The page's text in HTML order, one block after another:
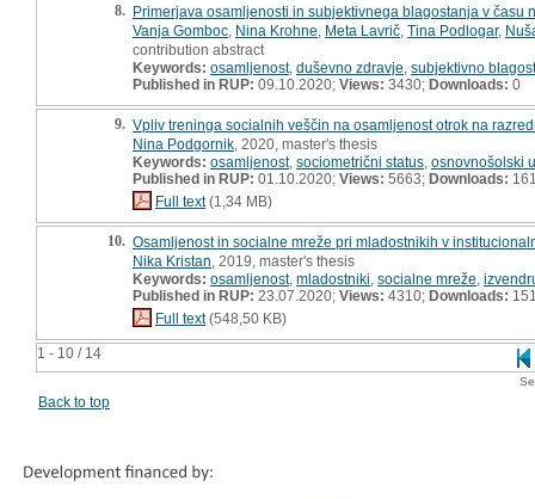
1 - 10 / 14
8. Primerjava osamljenosti in subjektivnega blagostanja v času
Vanja Gomboc Nina Krohne Meta Lavrič Tina Podlogar,
contribution abstract
Keywords: osamljenost, duševno zdravje subjektivno
Published in RUP: 09.10.2020; Views: 3430; Downloads: 0
9. Vpliv treninga socialnih veščin na osamljenost otrok na
Nina Podgornik , 2020, master's thesis
Keywords: osamljenost, sociometrični status osnovnošolski
Published in RUP: 01.10.2020; Views: 5663; Downloads:
Full text(1,34 MB)
10. Osamljenost in socialne mreže pri mladostnikih v
Nika Kristan , 2019, master's thesis
Keywords: osamljenost, mladostniki socialne mreže
Published in RUP: 23.07.2020; Views: 4310; Downloads:
Full text(548,50 KB)
Back to top